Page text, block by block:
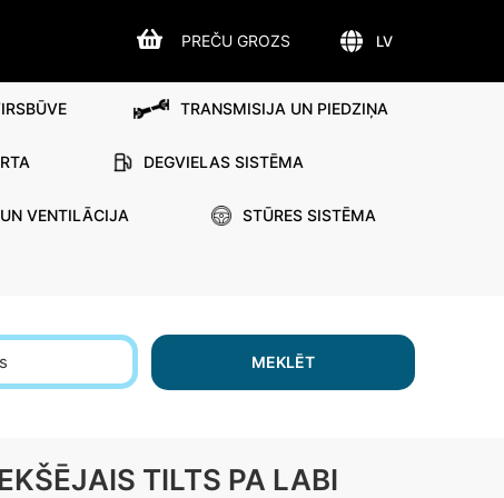
TRANSMISIJA UN PIEDZIŅA
DEGVIELAS SISTĒMA
VENTILĀCIJA STŪRES SISTĒMA
MEKLĒT
TILTS PA LABI
LV
PREČU GROZS